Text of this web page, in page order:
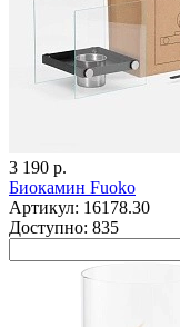
3 190 р.
Биокамин Fuoko
Артикул: 16178.30
Доступно: 835